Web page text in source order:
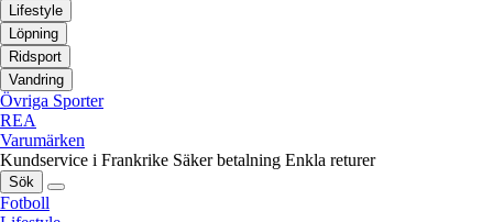
Lifestyle
Löpning
Ridsport
Vandring
Övriga Sporter
REA
Varumärken
Kundservice i Frankrike Säker betalning Enkla returer
Sök
Fotboll